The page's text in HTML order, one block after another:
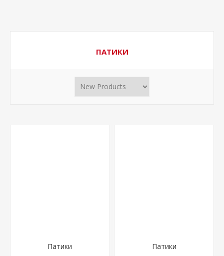
ПАТИКИ
Патики Патики